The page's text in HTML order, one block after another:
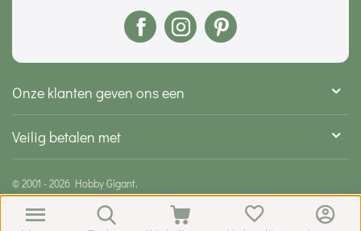
Onze klanten geven ons een
Veilig betalen met
© 2001 - 2026 Hobby Gigant.